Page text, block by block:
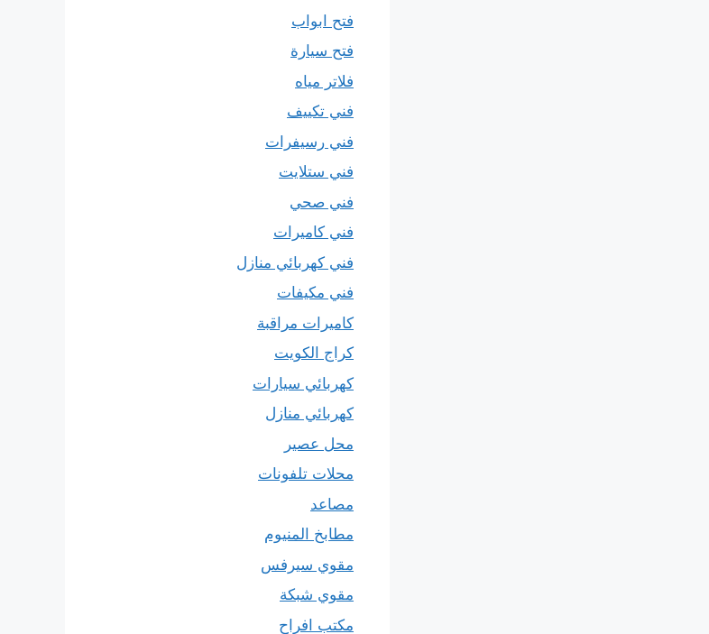
فتح ابواب
فتح سيارة
فلاتر مياه
فني تكييف
فني رسيفرات
فني ستلايت
فني صحي
فني كاميرات
فني كهربائي منازل
فني مكيفات
كاميرات مراقبة
كراج الكويت
كهربائي سيارات
كهربائي منازل
محل عصير
محلات تلفونات
مصاعد
مطابخ المنيوم
مقوي سيرفس
مقوي شبكة
مكتب افراح